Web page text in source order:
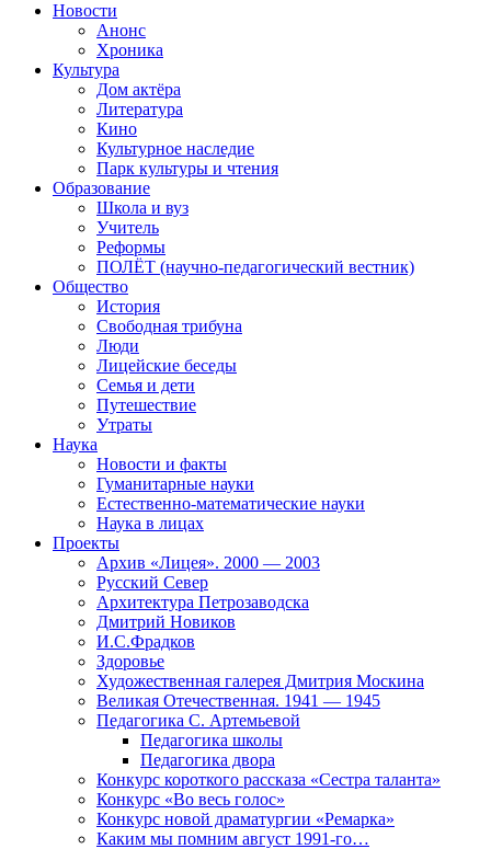
Новости
Анонс
Хроника
Культура
Дом актёра
Литература
Кино
Культурное наследие
Парк культуры и чтения
Образование
Школа и вуз
Учитель
Реформы
ПОЛЁТ (научно-педагогический вестник)
Общество
История
Свободная трибуна
Люди
Лицейские беседы
Семья и дети
Путешествие
Утраты
Наука
Новости и факты
Гуманитарные науки
Естественно-математические науки
Наука в лицах
Проекты
Архив «Лицея». 2000 — 2003
Русский Север
Архитектура Петрозаводска
Дмитрий Новиков
И.С.Фрадков
Здоровье
Художественная галерея Дмитрия Москина
Великая Отечественная. 1941 — 1945
Педагогика С. Артемьевой
Педагогика школы
Педагогика двора
Конкурс короткого рассказа «Сестра таланта»
Конкурс «Во весь голос»
Конкурс новой драматургии «Ремарка»
Каким мы помним август 1991-го…